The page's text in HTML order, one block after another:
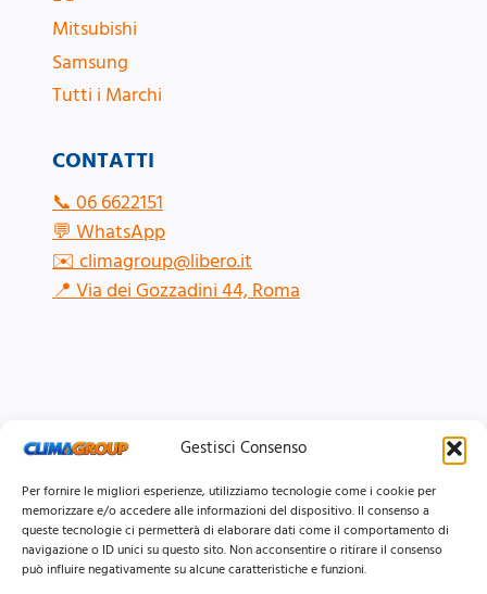
Gestisci Consenso
Per fornire le migliori esperienze, utilizziamo tecnologie come i cookie per
memorizzare e/o accedere alle informazioni del dispositivo. Il consenso a
queste tecnologie ci permetterà di elaborare dati come il comportamento di
navigazione o ID unici su questo sito. Non acconsentire o ritirare il consenso
può influire negativamente su alcune caratteristiche e funzioni.
CONTATTI
📞06 6622151
💬WhatsApp
✉️climagroup@libero.it
📍Via dei Gozzadini 44, Roma
Mitsubishi
Samsung
Tutti i Marchi